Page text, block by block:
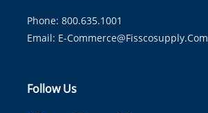
Phone: 800.635.1001
Email: E-Commerce@fisscosupply.com
Follow Us